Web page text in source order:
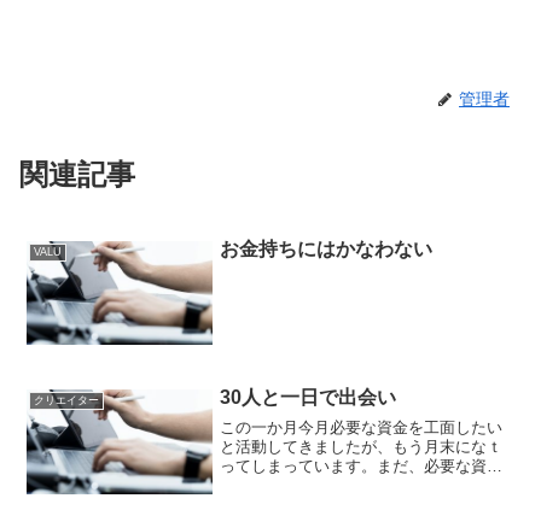
管理者
関連記事
VALU お金持ちにはかなわない
クリエイター 30人と一日で出会い
この一か月今月必要な資金を工面したい
と活動してきましたが、もう月末になｔ
ってしまっています。まだ、必要な資金